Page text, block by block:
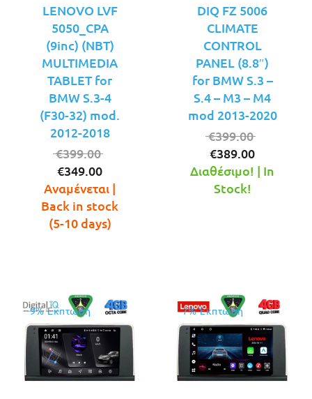
LENOVO LVF
5050_CPA
(9inc) (NBT)
MULTIMEDIA
TABLET for
BMW S.3-4
(F30-32) mod.
2012-2018
€399.00
was:
€399.00.
€349.00
τρέχουσα
τιμή
είναι:
Αναμένεται |
Back in stock
(5-10 days)
DIQ FZ 5006
CLIMATE
CONTROL
PANEL (8.8″)
for BMW S.3 –
S.4 – M3 – M4
mod 2013-2020
€399.00
was:
€389.00
τρέχουσα
Διαθέσιμο! | In
Stock!
9% Έκπτωση 7% Έκπτωση